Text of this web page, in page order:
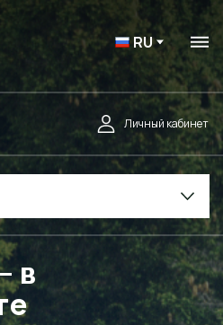
RU
Личный кабинет
в